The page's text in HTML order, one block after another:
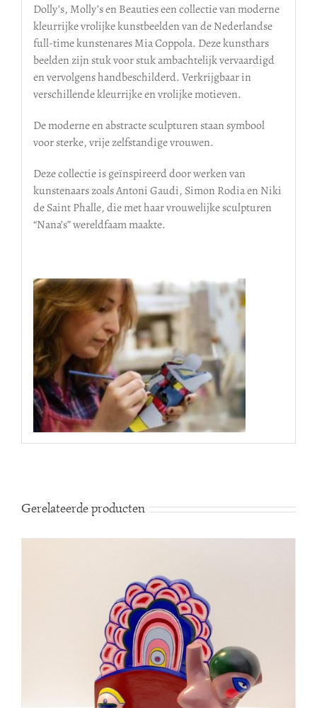
Dolly’s, Molly’s en Beauties een collectie van moderne
kleurrijke vrolijke kunstbeelden van de Nederlandse
full-time kunstenares Mia Coppola. Deze kunsthars
beelden zijn stuk voor stuk ambachtelijk vervaardigd
en vervolgens handbeschilderd. Verkrijgbaar in
verschillende kleurrijke en vrolijke motieven.
De moderne en abstracte sculpturen staan symbool
voor sterke, vrije zelfstandige vrouwen.
Deze collectie is geïnspireerd door werken van
kunstenaars zoals Antoni Gaudi, Simon Rodia en Niki
de Saint Phalle, die met haar vrouwelijke sculpturen
“Nana’s” wereldfaam maakte.
Gerelateerde producten